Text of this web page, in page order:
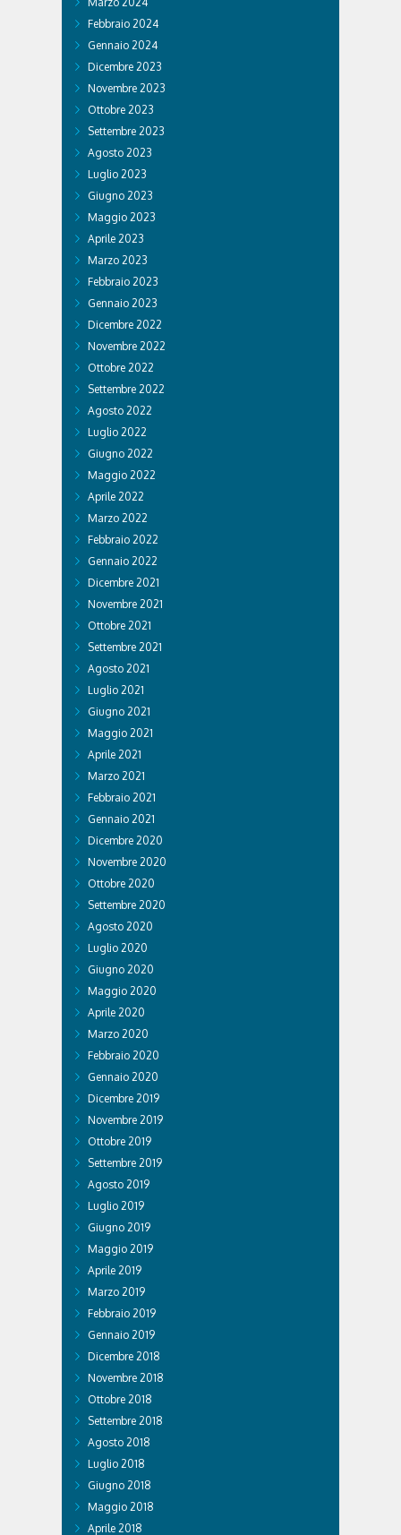
Febbraio 2024
Gennaio 2024
Dicembre 2023
Novembre 2023
Ottobre 2023
Settembre 2023
Agosto 2023
Luglio 2023
Giugno 2023
Maggio 2023
Aprile 2023
Marzo 2023
Febbraio 2023
Gennaio 2023
Dicembre 2022
Novembre 2022
Ottobre 2022
Settembre 2022
Agosto 2022
Luglio 2022
Giugno 2022
Maggio 2022
Aprile 2022
Marzo 2022
Febbraio 2022
Gennaio 2022
Dicembre 2021
Novembre 2021
Ottobre 2021
Settembre 2021
Agosto 2021
Luglio 2021
Giugno 2021
Maggio 2021
Aprile 2021
Marzo 2021
Febbraio 2021
Gennaio 2021
Dicembre 2020
Novembre 2020
Ottobre 2020
Settembre 2020
Agosto 2020
Luglio 2020
Giugno 2020
Maggio 2020
Aprile 2020
Marzo 2020
Febbraio 2020
Gennaio 2020
Dicembre 2019
Novembre 2019
Ottobre 2019
Settembre 2019
Agosto 2019
Luglio 2019
Giugno 2019
Maggio 2019
Aprile 2019
Marzo 2019
Febbraio 2019
Gennaio 2019
Dicembre 2018
Novembre 2018
Ottobre 2018
Settembre 2018
Agosto 2018
Luglio 2018
Giugno 2018
Maggio 2018
Aprile 2018